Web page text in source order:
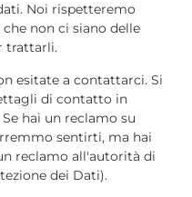
Noi rispetteremo
non ci siano delle
trattarli.
esitate a contattarci. Si
di contatto in
hai un reclamo su
sentirti, ma hai
reclamo all'autorità di
dei Dati).